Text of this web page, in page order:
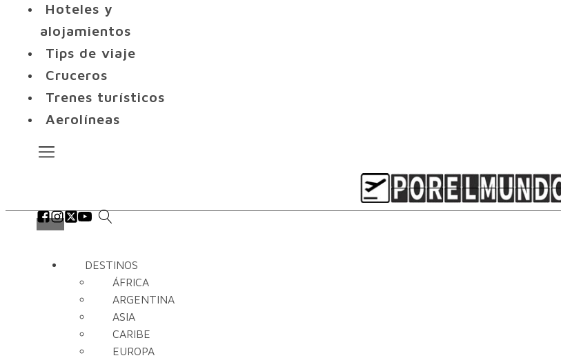
Hoteles y
alojamientos
Tips de viaje
Cruceros
Trenes turísticos
Aerolíneas
DESTINOS
ÁFRICA
ARGENTINA
ASIA
CARIBE
EUROPA